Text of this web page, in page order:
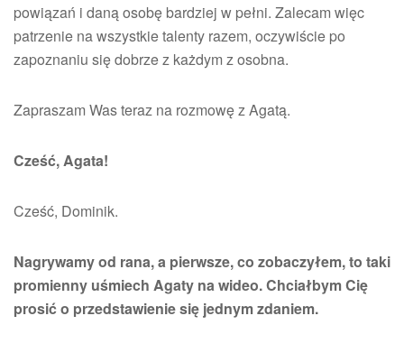
powiązań i daną osobę bardziej w pełni. Zalecam więc
patrzenie na wszystkie talenty razem, oczywiście po
zapoznaniu się dobrze z każdym z osobna.
Zapraszam Was teraz na rozmowę z Agatą.
Cześć, Agata!
Cześć, Dominik.
Nagrywamy od rana, a pierwsze, co zobaczyłem, to taki
promienny uśmiech Agaty na wideo. Chciałbym Cię
prosić o przedstawienie się jednym zdaniem.